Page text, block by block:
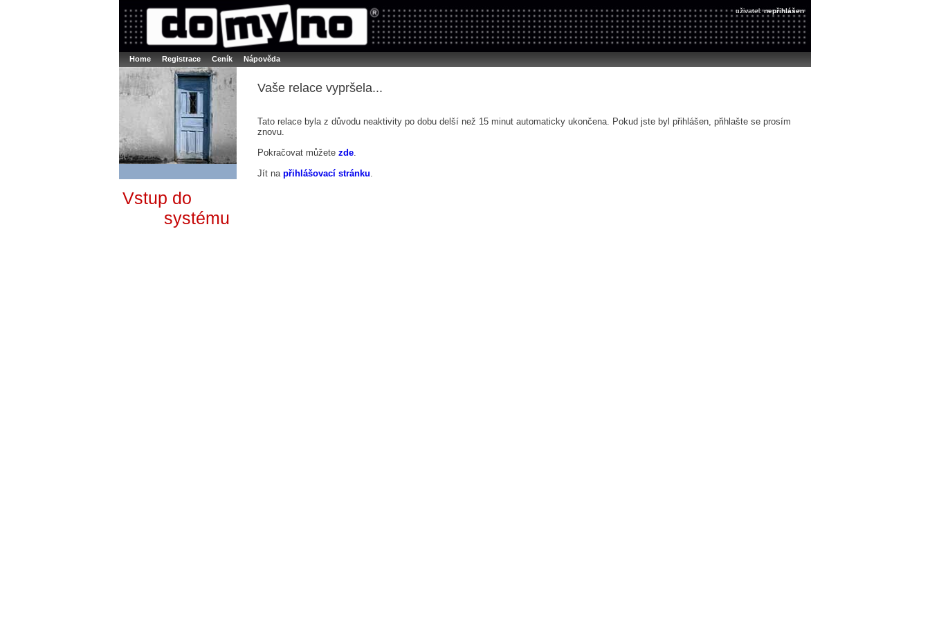
Booker online rezerva�n� syst�m Nower systems s.r.o - Online rezerva�n� syst�my
Rezervujse - Port�l pro online rezervace sportu Sports booking system
uživatel:nepřihlášen
Home Registrace Ceník Nápověda
Vstup do
systému
Vaše relace vypršela...
Tato relace byla z důvodu neaktivity po dobu delší než 15 minut automaticky ukončena. Pokud jste byl přihlášen, přihlašte se prosím
znovu.
Pokračovat můžete zde.
Jít na přihlášovací stránku.